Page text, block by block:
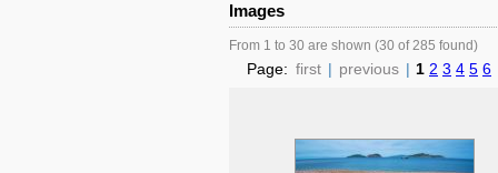
Images
From 1 to 30 are shown (30 of 285 found)
Page: first | previous | 1 2 3 4 5 6